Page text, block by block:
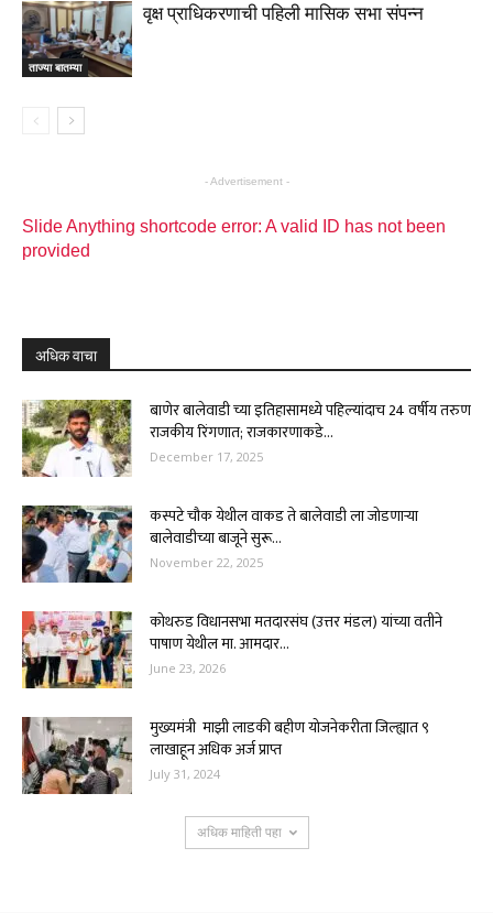
ताज्या बातम्या
वृक्ष प्राधिकरणाची पहिली मासिक सभा संपन्न
- Advertisement -
Slide Anything shortcode error: A valid ID has not been
provided
अधिक वाचा
बाणेर बालेवाडी च्या इतिहासामध्ये पहिल्यांदाच 24 वर्षीय तरुण
राजकीय रिंगणात; राजकारणाकडे...
December 17, 2025
कस्पटे चौक येथील वाकड ते बालेवाडी ला जोडणाऱ्या
बालेवाडीच्या बाजूने सुरू...
November 22, 2025
कोथरुड विधानसभा मतदारसंघ (उत्तर मंडल) यांच्या वतीने
पाषाण येथील मा. आमदार...
June 23, 2026
मुख्यमंत्री माझी लाडकी बहीण योजनेकरीता जिल्ह्यात ९
लाखाहून अधिक अर्ज प्राप्त
July 31, 2024
अधिक माहिती पहा